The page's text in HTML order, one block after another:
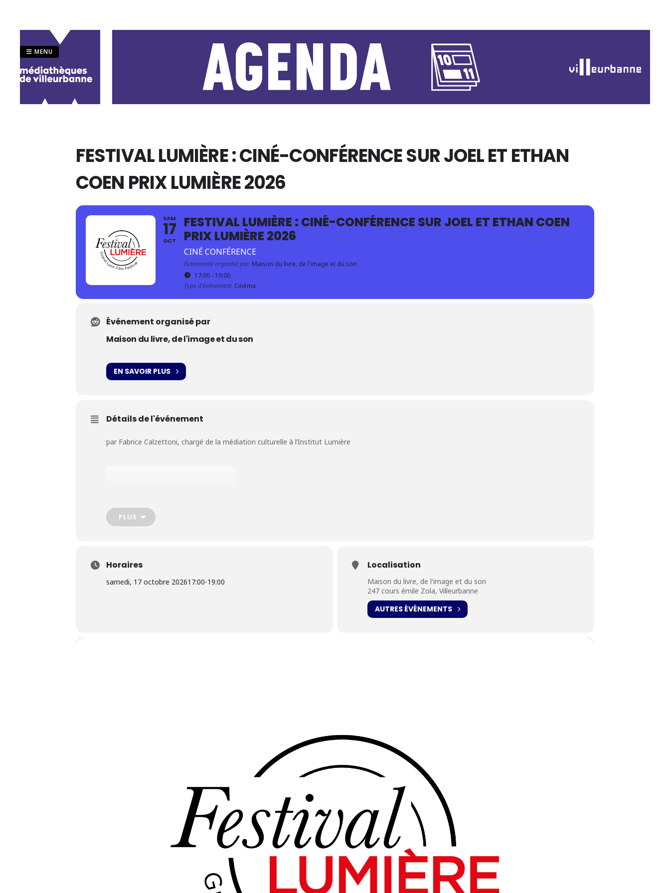
contenu
MENU
FESTIVAL LUMIÈRE : CINÉ-CONFÉRENCE SUR JOEL ET ETHAN
COEN PRIX LUMIÈRE 2026
SAM
17
OCT
FESTIVAL LUMIÈRE : CINÉ-CONFÉRENCE SUR JOEL ET ETHAN COEN
PRIX LUMIÈRE 2026
CINÉ CONFÉRENCE
Événement organisé par Maison du livre, de l'image et du son
17:00 - 19:00
Type d'événement Cinéma
Événement organisé par
Maison du livre, de l'image et du son
EN SAVOIR PLUS
Détails de l'événement
par Fabrice Calzettoni, chargé de la médiation culturelle à l’Institut Lumière
Le Prix Lumière célèbre une personnalité pour l’ensemble de son œuvre et le lien qu’elle entretient avec l’histoire du cinéma. Il est devenu, avec les
années, l’un des prix les plus prestigieux, reconnu par la profession et la presse internationale.
PLUS
Horaires
samedi, 17 octobre 202617:00-19:00
Localisation
Maison du livre, de l'image et du son
247 cours émile Zola, Villeurbanne
AUTRES ÉVÉNEMENTS